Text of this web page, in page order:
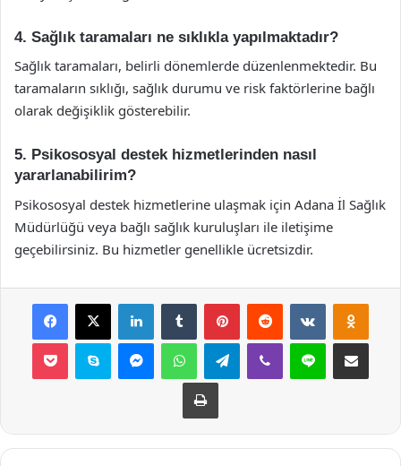
4. Sağlık taramaları ne sıklıkla yapılmaktadır?
Sağlık taramaları, belirli dönemlerde düzenlenmektedir. Bu
taramaların sıklığı, sağlık durumu ve risk faktörlerine bağlı
olarak değişiklik gösterebilir.
5. Psikososyal destek hizmetlerinden nasıl
yararlanabilirim?
Psikososyal destek hizmetlerine ulaşmak için Adana İl Sağlık
Müdürlüğü veya bağlı sağlık kuruluşları ile iletişime
geçebilirsiniz. Bu hizmetler genellikle ücretsizdir.
Facebook
X LinkedInTumblr PinterestReddit VKontakte
Pocket Skype MessengerWhatsAppTelegramViber Line E-Posta ile
Yazdır